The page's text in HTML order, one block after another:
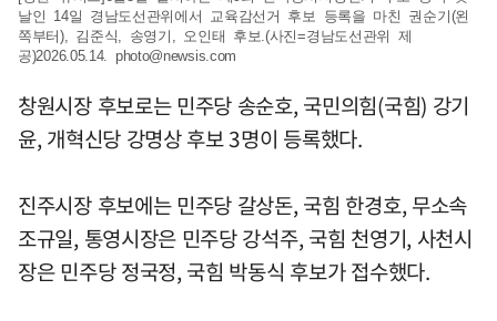
날인 14일 경남도선관위에서 교육감선거 후보 등록을 마친 권순기(왼
쪽부터), 김준식, 송영기, 오인태 후보.(사진=경남도선관위 제
공)2026.05.14. photo@newsis.com
창원시장 후보로는 민주당 송순호, 국민의힘(국힘) 강기
윤, 개혁신당 강명상 후보 3명이 등록했다.
진주시장 후보에는 민주당 갈상돈, 국힘 한경호, 무소속
조규일, 통영시장은 민주당 강석주, 국힘 천영기, 사천시
장은 민주당 정국정, 국힘 박동식 후보가 접수했다.